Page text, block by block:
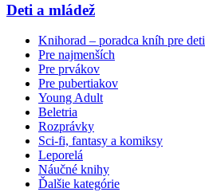
Deti a mládež
Knihorad – poradca kníh pre deti
Pre najmenších
Pre prvákov
Pre pubertiakov
Young Adult
Beletria
Rozprávky
Sci-fi, fantasy a komiksy
Leporelá
Náučné knihy
Ďalšie kategórie